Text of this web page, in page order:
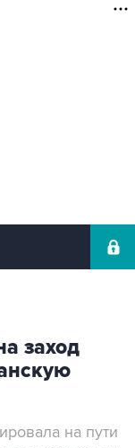
заход
на пути